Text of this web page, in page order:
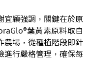
宜穎強調，關鍵在於原
葉黃素原料取自
農場，從種植階段即針
進行嚴格管理，確保每